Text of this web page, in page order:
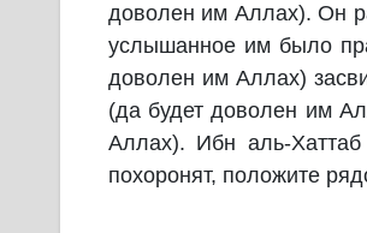
доволен им Аллах). Он
услышанное им было
доволен им Аллах)
(да будет доволен им
Аллах). Ибн аль-
похоронят, положите